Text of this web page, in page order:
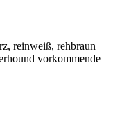
reinweiß, rehbraun
vorkommende